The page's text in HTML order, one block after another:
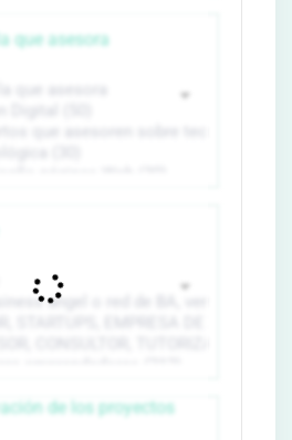
que asesora
de los proyectos